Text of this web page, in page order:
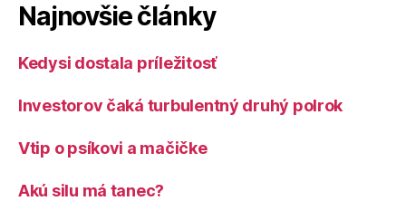
Najnovšie články
Kedysi dostala príležitosť
Investorov čaká turbulentný druhý polrok
Vtip o psíkovi a mačičke
Akú silu má tanec?